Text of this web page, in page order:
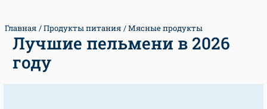
Главная Продукты питания Мясные продукты
Лучшие пельмени в 2026
году